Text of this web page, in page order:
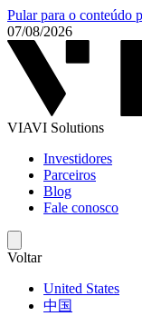
Pular para o conteúdo
07/08/2026
VIAVI Solutions
Investidores
Parceiros
Blog
Fale conosco
Voltar
United States
中国